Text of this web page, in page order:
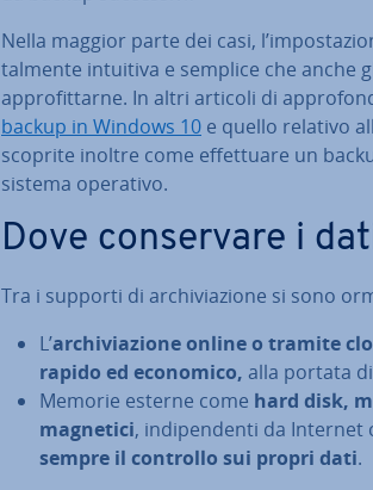
Nella maggior parte dei casi,
talmente intuitiva e semplice che anche
ap­pro­fit­tar­ne. In altri articoli di
backup in Windows 10 e quello relativo
scoprite inoltre come ef­fet­tua­re un
sistema operativo.
Dove con­ser­va­re i
Tra i supporti di ar­chi­via­zio­ne si sono
L’ar­chi­via­zio­ne online o tramite
rapido ed economico, alla portata
Memorie esterne come hard disk,
magnetici, in­di­pen­den­ti da Internet
sempre il controllo sui propri dati.